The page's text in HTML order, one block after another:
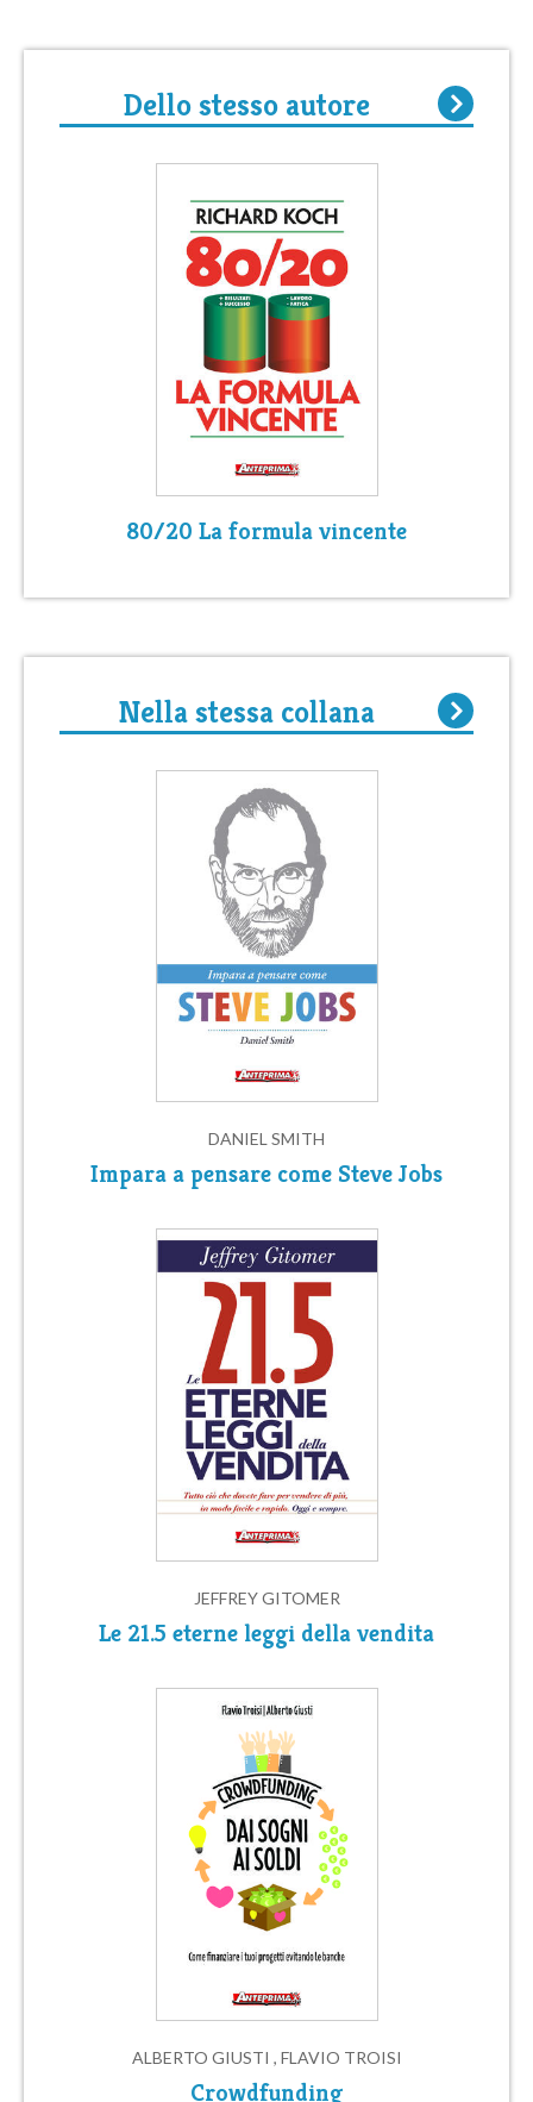
Dello stesso autore
80/20 La formula vincente
Nella stessa collana
DANIEL SMITH
Impara a pensare come Steve Jobs
JEFFREY GITOMER
Le 21.5 eterne leggi della vendita
ALBERTO GIUSTI , FLAVIO TROISI
Crowdfunding